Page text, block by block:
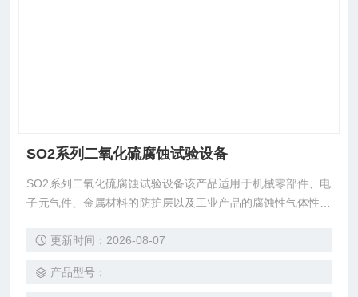
SO2系列二氧化硫腐蚀试验设备
SO2系列二氧化硫腐蚀试验设备该产品适用于机械零部件、电
子元气件、金属材料的防护层以及工业产品的腐蚀性气体性能
提前得到产品的耐腐蚀性各项指标。
更新时间：2026-08-07
产品型号：